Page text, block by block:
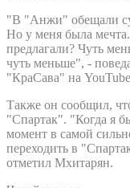
"В "Анжи" обещали
Но у меня была мечта.
предлагали? Чуть
чуть меньше", -
"КраСава" на
Также он сообщил,
"Спартак". "Когда я
момент в самой
переходить в
отметил Мхитарян.